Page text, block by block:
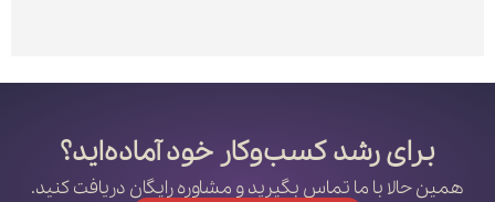
برای رشد کسب‌وکار خود آماده‌اید؟
همین حالا با ما تماس بگیرید و مشاوره رایگان دریافت کنید.